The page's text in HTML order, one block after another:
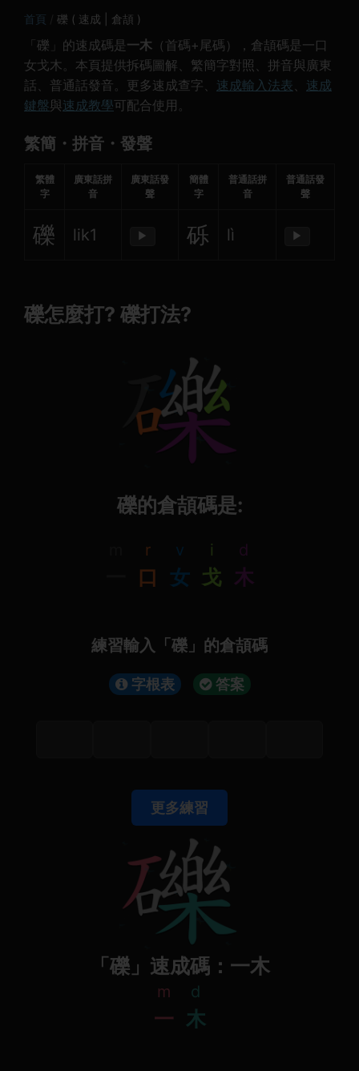
首頁 礫 ( 速成 | 倉頡 )
「礫」的速成碼是 一木 （首碼+尾碼），倉頡碼是一口
女戈木。本頁提供拆碼圖解、繁簡字對照、拼音與廣東
話、普通話發音。更多速成查字、 速成輸入法表、 速成
鍵盤與速成教學可配合使用。
繁簡・拼音・發聲
繁體
字
廣東話拼
音
廣東話發
聲
簡體
字
普通話拼
音
普通話發
聲
礫 lik1 ▶ 砾 lì ▶
礫怎麼打? 礫打法?
礫的倉頡碼是:
r
口
v
女
i
戈
d
木
練習輸入「礫」的倉頡碼
字根表 答案
更多練習
「礫」速成碼：一木
m
一
d
木